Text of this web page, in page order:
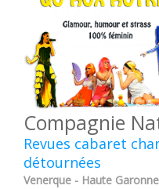
Compagnie
Revues cabaret
détournées
Venerque - Haute